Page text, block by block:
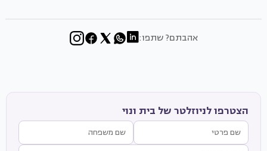
אהבתם? שתפו:
הצטרפו לניוזלטר של בית ונוי